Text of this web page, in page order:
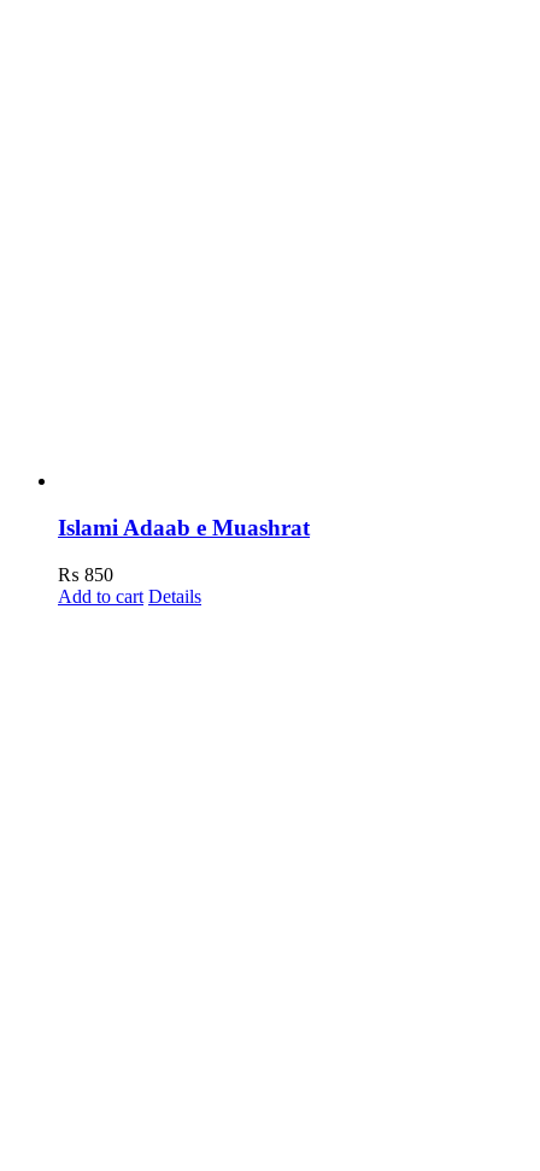
Islami Adaab e Muashrat
₨ 850
Add to cart Details